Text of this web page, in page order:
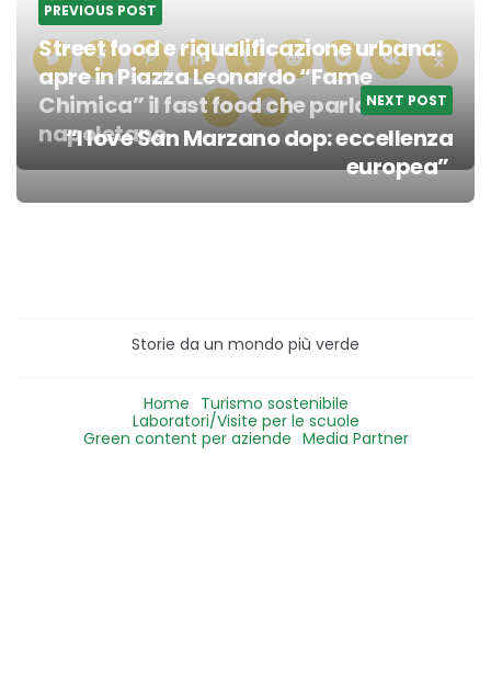
Post
navigation
PREVIOUS POST
Street food e riqualificazione urbana:
apre in Piazza Leonardo “Fame
Chimica” il fast food che parla
napoletano
NEXT POST
“I love San Marzano dop: eccellenza
europea”
Storie da un mondo più verde
Home Turismo sostenibile
Laboratori/Visite per le scuole
Green content per aziende Media Partner